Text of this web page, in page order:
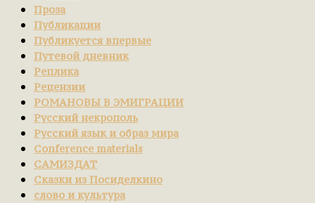
Проза
Публикации
Публикуется впервые
Путевой дневник
Реплика
Рецензии
РОМАНОВЫ В ЭМИГРАЦИИ
Русский некрополь
Русский язык и образ мира
Сonference materials
САМИЗДАТ
Сказки из Посиделкино
слово и культура